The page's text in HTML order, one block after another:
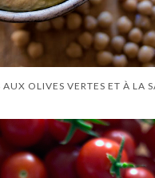
OLIVES VERTES ET À LA